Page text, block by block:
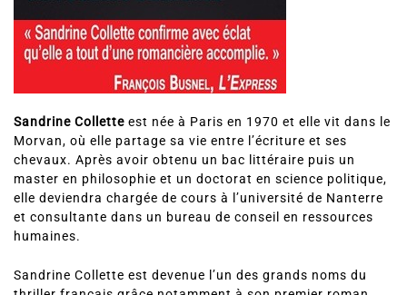
Sandrine Collette est née à Paris en 1970 et elle vit dans le
Morvan, où elle partage sa vie entre l’écriture et ses
chevaux. Après avoir obtenu un bac littéraire puis un
master en philosophie et un doctorat en science politique,
elle deviendra chargée de cours à l’université de Nanterre
et consultante dans un bureau de conseil en ressources
humaines.
Sandrine Collette est devenue l’un des grands noms du